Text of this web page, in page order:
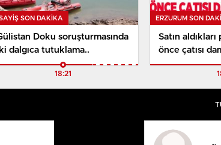
SON DAKİKA
Doku soruşturmasında
dalgıca tutuklama..
18:21
ERZURUM SON
Satın
önce çatısı
tamamen